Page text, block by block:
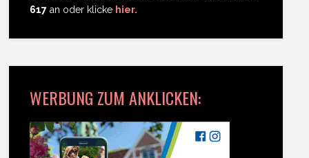
617 an oder klicke hier.
WERBUNG ZUM ANKLICKEN: